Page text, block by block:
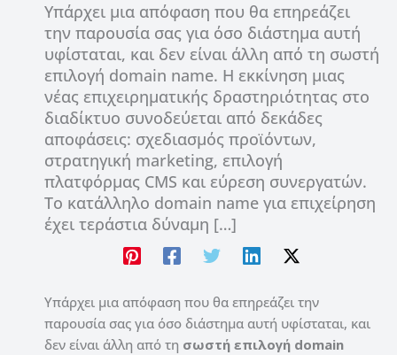
Υπάρχει μια απόφαση που θα επηρεάζει
την παρουσία σας για όσο διάστημα αυτή
υφίσταται, και δεν είναι άλλη από τη σωστή
επιλογή domain name. Η εκκίνηση μιας
νέας επιχειρηματικής δραστηριότητας στο
διαδίκτυο συνοδεύεται από δεκάδες
αποφάσεις: σχεδιασμός προϊόντων,
στρατηγική marketing, επιλογή
πλατφόρμας CMS και εύρεση συνεργατών.
Το κατάλληλο domain name για επιχείρηση
έχει τεράστια δύναμη […]
Υπάρχει μια απόφαση που θα επηρεάζει την
παρουσία σας για όσο διάστημα αυτή υφίσταται, και
δεν είναι άλλη από τη σωστή επιλογή domain